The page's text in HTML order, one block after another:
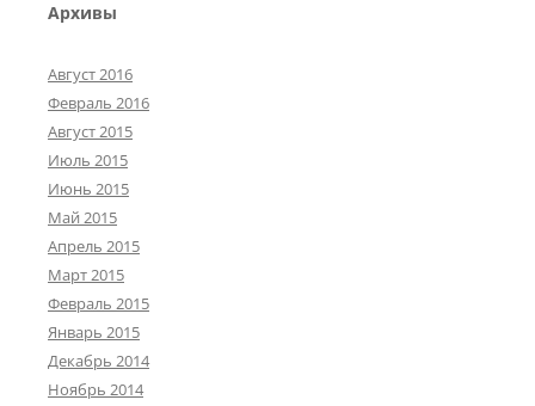
Архивы
Август 2016
Февраль 2016
Август 2015
Июль 2015
Июнь 2015
Май 2015
Апрель 2015
Март 2015
Февраль 2015
Январь 2015
Декабрь 2014
Ноябрь 2014